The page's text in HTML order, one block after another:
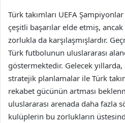
Türk takımları UEFA
çeşitli başarılar elde etmiş,
zorlukla da karşılaşmışlardır.
Türk futbolunun uluslararası
göstermektedir. Gelecek yıllarda,
stratejik planlamalar ile Türk
rekabet gücünün artması
uluslararası arenada daha fazla
kulüplerin bu zorlukların